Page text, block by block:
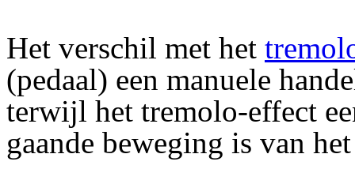
Het verschil met het
(pedaal) een manuele
terwijl het tremolo-effect
gaande beweging is van